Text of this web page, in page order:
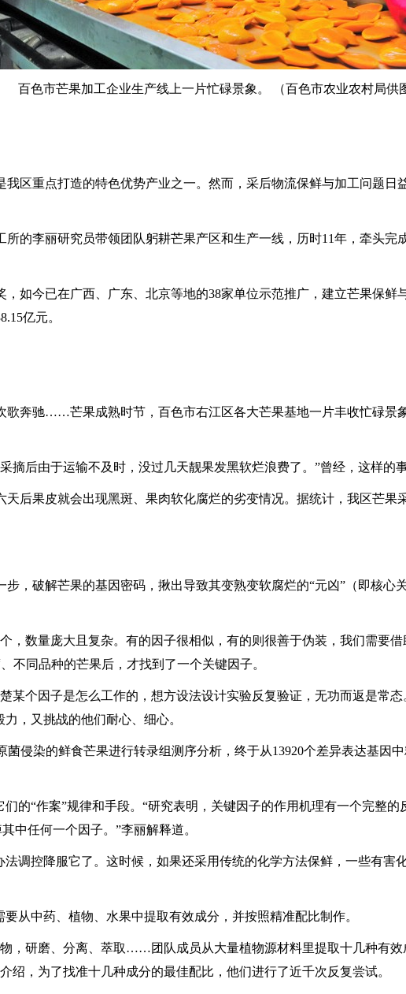
百色市芒果加工企业生产线上一片忙碌景象。 （百色市农业农村局供
我区重点打造的特色优势产业之一。然而，采后物流保鲜与加工问题
的李丽研究员带领团队躬耕芒果产区和生产一线，历时11年，牵头完
如今已在广西、广东、北京等地的38家单位示范推广，建立芒果保鲜
亿元。
歌奔驰……芒果成熟时节，百色市右江区各大芒果基地一片丰收忙碌景
摘后由于运输不及时，没过几天靓果发黑软烂浪费了。”曾经，这样的
后果皮就会出现黑斑、果肉软化腐烂的劣变情况。据统计，我区芒果
，破解芒果的基因密码，揪出导致其变熟变软腐烂的“元凶”（即核心
，数量庞大且复杂。有的因子很相似，有的则很善于伪装，我们需要
不同品种的芒果后，才找到了一个关键因子。
某个因子是怎么工作的，想方设法设计实验反复验证，无功而返是常
，又挑战的他们耐心、细心。
菌侵染的鲜食芒果进行转录组测序分析，终于从13920个差异表达基
的“作案”规律和手段。“研究表明，关键因子的作用机理有一个完整
中任何一个因子。”李丽解释道。
调控降服它了。这时候，如果还采用传统的化学方法保鲜，一些有
从中药、植物、水果中提取有效成分，并按照精准配比制作。
，研磨、分离、萃取……团队成员从大量植物源材料里提取十几种有效
绍，为了找准十几种成分的最佳配比，他们进行了近千次反复尝试。